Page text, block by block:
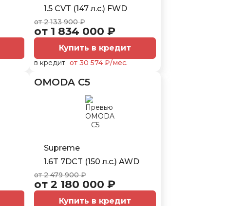
1.5 CVT (147 л.с.) FWD
от 2 133 900 ₽
от 1 834 000 ₽
Купить в кредит
в кредит от 30 574 ₽/мес.
OMODA C5
Supreme
1.6T 7DCT (150 л.с.) AWD
от 2 479 900 ₽
от 2 180 000 ₽
Купить в кредит